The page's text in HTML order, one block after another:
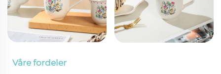
Våre fordeler